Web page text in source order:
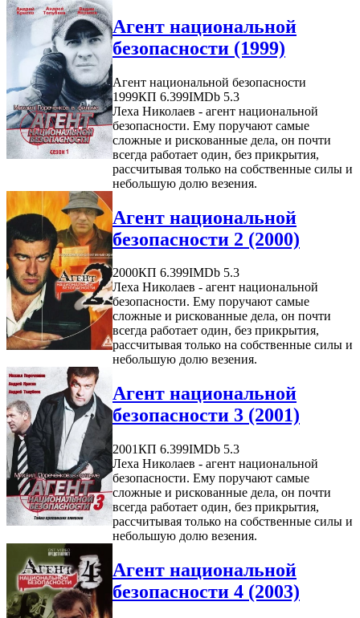
Агент национальной
безопасности (1999)
Агент национальной безопасности
1999КП 6.399IMDb 5.3
Леха Николаев - агент национальной
безопасности. Ему поручают самые
сложные и рискованные дела, он почти
всегда работает один, без прикрытия,
рассчитывая только на собственные силы и
небольшую долю везения.
Агент национальной
безопасности 2 (2000)
2000КП 6.399IMDb 5.3
Леха Николаев - агент национальной
безопасности. Ему поручают самые
сложные и рискованные дела, он почти
всегда работает один, без прикрытия,
рассчитывая только на собственные силы и
небольшую долю везения.
Агент национальной
безопасности 3 (2001)
2001КП 6.399IMDb 5.3
Леха Николаев - агент национальной
безопасности. Ему поручают самые
сложные и рискованные дела, он почти
всегда работает один, без прикрытия,
рассчитывая только на собственные силы и
небольшую долю везения.
Агент национальной
безопасности 4 (2003)